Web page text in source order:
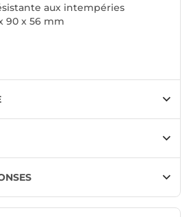
aux intempéries
90 x 56 mm